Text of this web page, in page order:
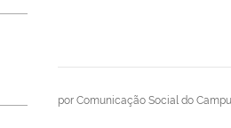
por Comunicação Social do